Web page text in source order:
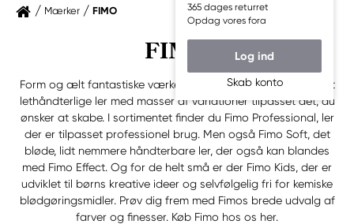
365 dages returret
Opdag vores fora
Log ind
Skab konto
Mærker FIMO
FIMO
Form og ælt fantastiske værker med ler fra Fimo. Fimo er det
lethåndterlige ler med masser af variationer tilpasset det, du
ønsker at skabe. I sortimentet finder du Fimo Professional, ler
der er tilpasset professionel brug. Men også Fimo Soft, det
bløde, lidt nemmere håndterbare ler, der også kan blandes
med Fimo Effect. Og for de helt små er der Fimo Kids, der er
udviklet til børns kreative ideer og selvfølgelig fri for kemiske
blødgøringsmidler. Prøv dig frem med Fimos brede udvalg af
farver og finesser. Køb Fimo hos os her.